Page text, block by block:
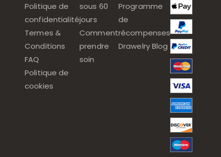
Politique de
confidentialité
Termes &
Conditions
FAQ
Politique de
cookies
sous 60
jours
Comment
prendre
soin
Programme
de
récompenses
Drawelry Blog